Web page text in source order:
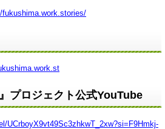
プロジェクト公式YouTube
UCrboyX9vt49Sc3zhkwT_2xw?si=F9Hmkj-